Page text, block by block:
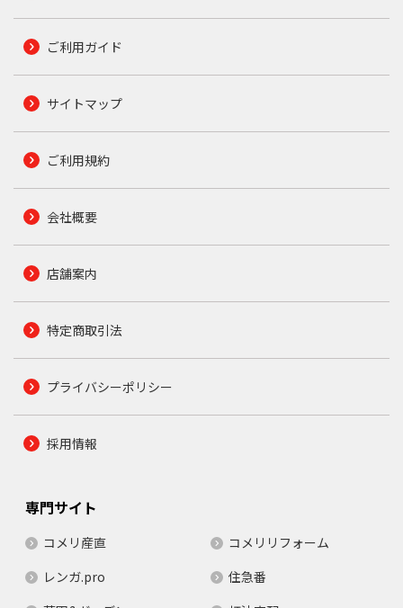
ご利用ガイド
サイトマップ
ご利用規約
会社概要
店舗案内
特定商取引法
プライバシーポリシー
採用情報
専門サイト
コメリ産直
コメリリフォーム
レンガ.pro
住急番